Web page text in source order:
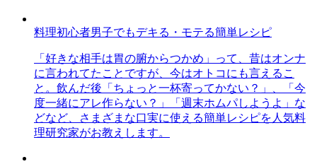
料理初心者男子でもデキる・モテる簡単レシピ
「好きな相手は胃の腑からつかめ」って、昔はオンナ
に言われてたことですが、今はオトコにも言えるこ
と。飲んだ後「ちょっと一杯寄ってかない？」、「今
度一緒にアレ作らない？」「週末ホムパしようよ」な
どなど、さまざまな口実に使える簡単レシピを人気料
理研究家がお教えします。